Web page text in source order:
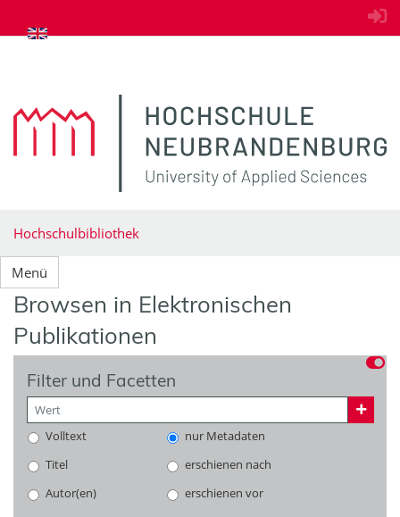
zum Inhalt springen
Hochschulbibliothek
Menü
Browsen in Elektronischen
Publikationen
Filter und Facetten
Volltext
nur Metadaten
Titel
erschienen nach
Autor(en)
erschienen vor